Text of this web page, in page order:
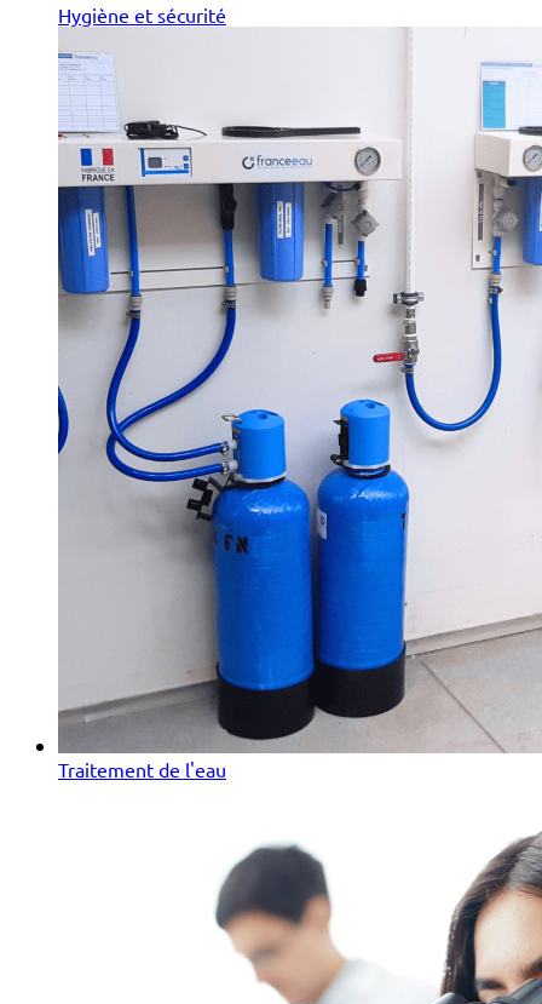
Hygiène et sécurité
Traitement de l'eau